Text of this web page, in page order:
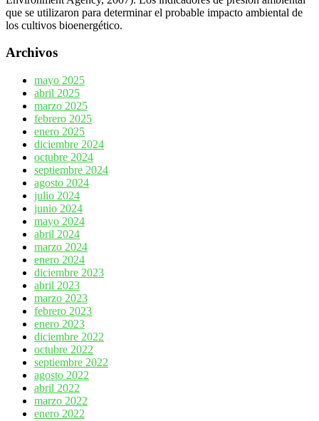
que se utilizaron para determinar el probable impacto ambiental de
los cultivos bioenergético.
Archivos
mayo 2025
abril 2025
marzo 2025
febrero 2025
enero 2025
diciembre 2024
octubre 2024
septiembre 2024
agosto 2024
julio 2024
junio 2024
mayo 2024
abril 2024
marzo 2024
enero 2024
diciembre 2023
abril 2023
marzo 2023
febrero 2023
enero 2023
diciembre 2022
octubre 2022
septiembre 2022
agosto 2022
abril 2022
marzo 2022
enero 2022